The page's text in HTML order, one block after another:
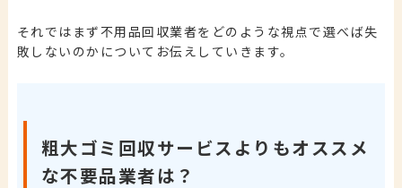
それではまず不用品回収業者をどのような視点で選べば失
敗しないのかについてお伝えしていきます。
粗大ゴミ回収サービスよりもオススメ
な不要品業者は？